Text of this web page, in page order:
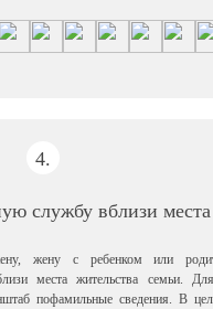
4.
службу вблизи
жену с ребенком или
места жительства семьи.
пофамильные сведения. В